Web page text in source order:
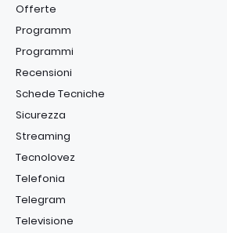
Offerte
Programm
Programmi
Recensioni
Schede Tecniche
Sicurezza
Streaming
Tecnolovez
Telefonia
Telegram
Televisione